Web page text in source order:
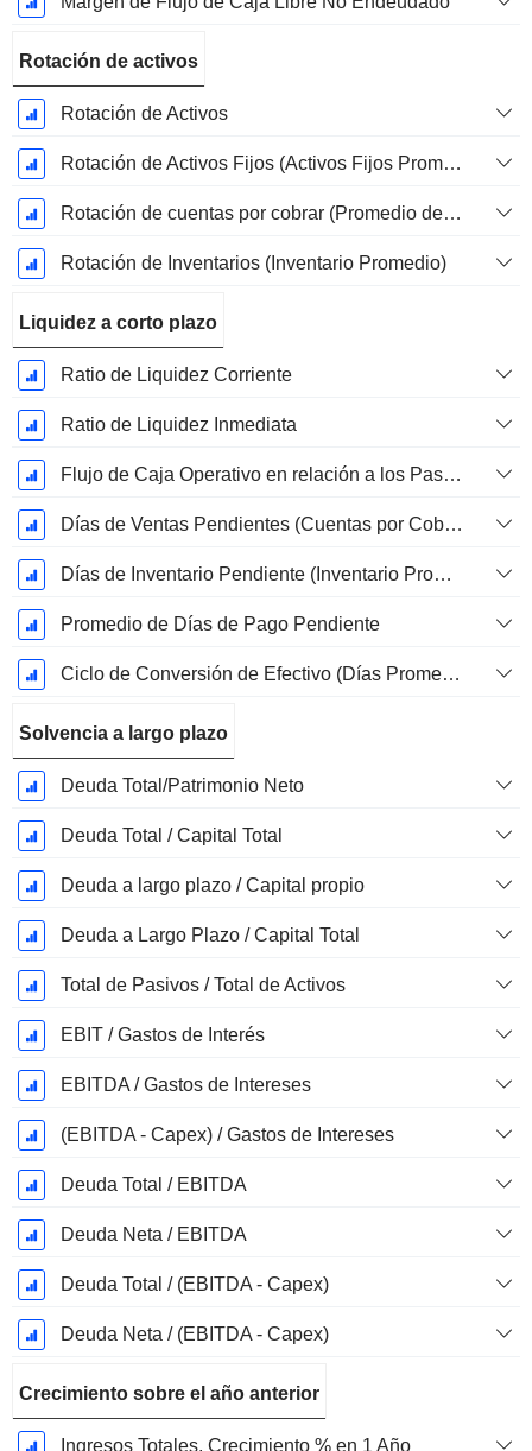
Rotación de activos
Rotación de Activos
Rotación de Activos Fijos (Activos Fijos Promedio)
Rotación de cuentas por cobrar (Promedio de cuentas por cobrar)
Rotación de Inventarios (Inventario Promedio)
Liquidez a corto plazo
Ratio de Liquidez Corriente
Ratio de Liquidez Inmediata
Flujo de Caja Operativo en relación a los Pasivos Corrientes
Días de Ventas Pendientes (Cuentas por Cobrar Promedio)
Días de Inventario Pendiente (Inventario Promedio)
Promedio de Días de Pago Pendiente
Ciclo de Conversión de Efectivo (Días Promedio)
Solvencia a largo plazo
Deuda Total/Patrimonio Neto
Deuda Total / Capital Total
Deuda a largo plazo / Capital propio
Deuda a Largo Plazo / Capital Total
Total de Pasivos / Total de Activos
EBIT / Gastos de Interés
EBITDA / Gastos de Intereses
(EBITDA - Capex) / Gastos de Intereses
Deuda Total / EBITDA
Deuda Neta / EBITDA
Deuda Total / (EBITDA - Capex)
Deuda Neta / (EBITDA - Capex)
Crecimiento sobre el año anterior
Ingresos Totales, Crecimiento % en 1 Año